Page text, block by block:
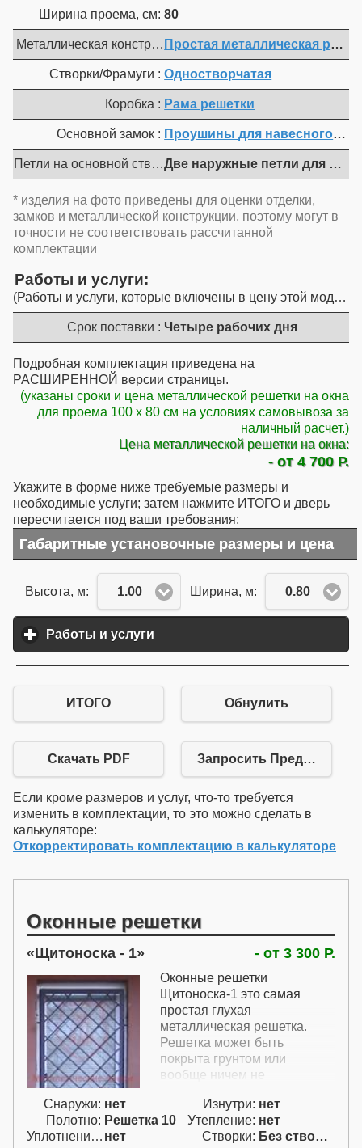
Ширина проема, см:80
Металлическая конструкция :Простая металлическая
Створки/Фрамуги :Одностворчатая
Коробка : Рама решетки
Основной замок : Проушины для навесного
Петли на основной створке :Две наружные петли для
* изделия на фото приведены для оценки отделки,
замков и металлической конструкции, поэтому могут в
точности не соответствовать рассчитанной
комплектации
Работы и услуги
Работы и услуги, которые включены в цену этой модели
Срок поставки : Четыре рабочих дня
Подробная комплектация приведена на
РАСШИРЕННОЙ версии страницы.
(указаны сроки и цена металлической решетки на окна
для проема 100 x 80 см на условиях самовывоза за
наличный расчет.)
Цена металлической решетки на окна:
- от 4 700 Р.
Укажите в форме ниже требуемые размеры и
необходимые услуги; затем нажмите ИТОГО и дверь
пересчитается под ваши требования:
Габаритные установочные размеры и цена
Высота, м: 1.00 Ширина, м: 0.80
Работы и услуги
ИТОГО Обнулить
Скачать PDF Запросить
Если кроме размеров и услуг, что-то требуется
изменить в комплектации, то это можно сделать в
калькуляторе:
Откорректировать комплектацию в калькуляторе
Оконные решетки
Щитоноска - 1 - от 3 300 Р.
Оконные решетки
Щитоноска-1 это самая
простая глухая
металлическая решетка.
Решетка может быть
покрыта грунтом или
вообще ничем не
глухой оконной решетки для
одностворчатого окна.
Снаружи: нет Изнутри: нет
Полотно: Решетка 10 Утепление: нет
Уплотнение: нет Створки: Без створок (Г)